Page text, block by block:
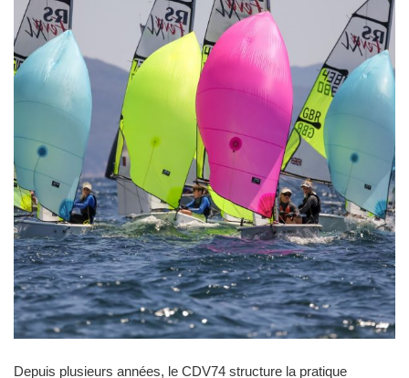
Depuis plusieurs années, le CDV74 structure la pratique